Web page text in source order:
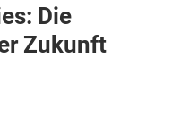
Die
Zukunft